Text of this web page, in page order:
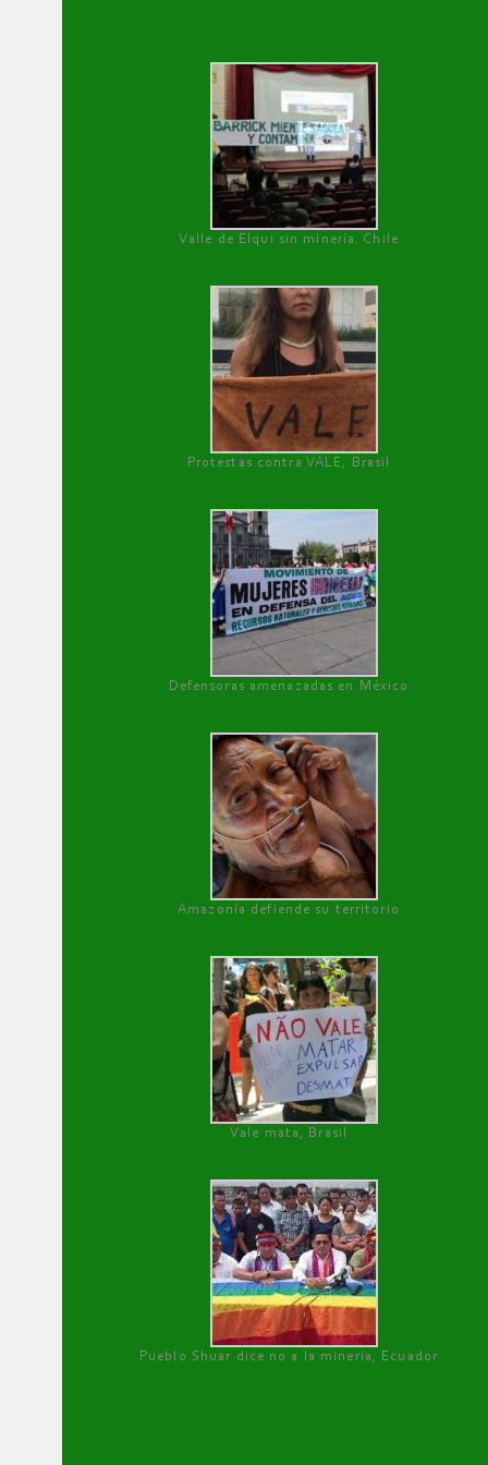
Valle de Elqui sin minería. Chile
Protestas contra VALE, Brasil
Defensoras amenazadas en México
Amazonía defiende su territorio
Vale mata, Brasil
Pueblo Shuar dice no a la minería, Ecuador